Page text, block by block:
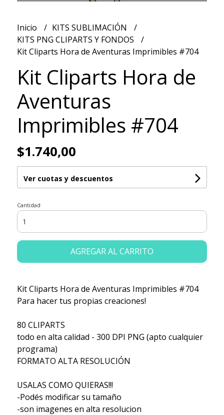
Inicio
KITS SUBLIMACIÓN
KITS PNG CLIPARTS Y FONDOS
Kit Cliparts Hora de Aventuras Imprimibles #704
Kit Cliparts Hora de
Aventuras
Imprimibles #704
$1.740,00
Ver cuotas y descuentos
Cantidad
AGREGAR AL CARRITO
Kit Cliparts Hora de Aventuras Imprimibles #704
Para hacer tus propias creaciones!
80 CLIPARTS
todo en alta calidad - 300 DPI PNG (apto cualquier
programa)
FORMATO ALTA RESOLUCIÓN
USALAS COMO QUIERAS!!!
-Podés modificar su tamaño
-son imagenes en alta resolucion